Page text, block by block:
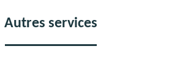
Autres services